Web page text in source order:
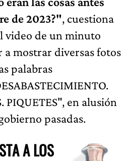
de 2023?", cuestiona
video de un minuto
a mostrar diversas fotos
palabras
PIQUETES", en alusión
pasadas.
A LOS